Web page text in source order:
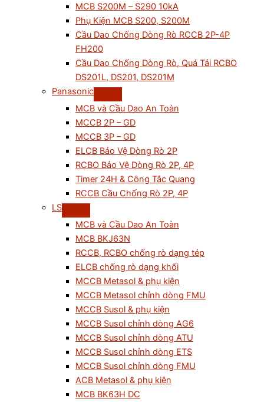
MCB S200M – S290 10kA
Phụ Kiện MCB S200, S200M
Cầu Dao Chống Dòng Rò RCCB 2P-4P
FH200
Cầu Dao Chống Dòng Rò, Quá Tải RCBO
DS201L, DS201, DS201M
Panasonic
MCB và Cầu Dao An Toàn
MCCB 2P – GD
MCCB 3P – GD
ELCB Bảo Vệ Dòng Rò 2P
RCBO Bảo Vệ Dòng Rò 2P, 4P
Timer 24H & Công Tắc Quang
RCCB Cầu Chống Rò 2P, 4P
LS
MCB và Cầu Dao An Toàn
MCB BKJ63N
RCCB, RCBO chống rò dạng tép
ELCB chống rò dạng khối
MCCB Metasol & phụ kiện
MCCB Metasol chỉnh dòng FMU
MCCB Susol & phụ kiện
MCCB Susol chỉnh dòng AG6
MCCB Susol chỉnh dòng ATU
MCCB Susol chỉnh dòng ETS
MCCB Susol chỉnh dòng FMU
ACB Metasol & phụ kiện
MCB BK63H DC